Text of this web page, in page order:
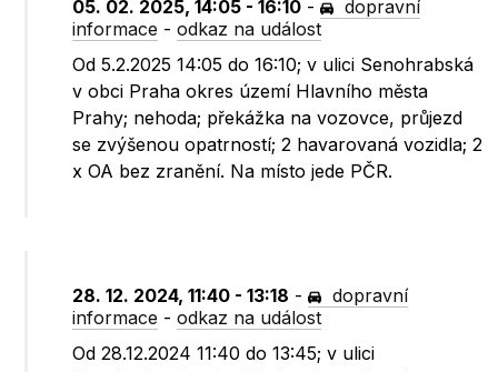
05. 02. 2025, 14:05 - 16:10 -
dopravní
informace -odkaz na událost
Od 5.2.2025 14:05 do 16:10; v ulici Senohrabská
v obci Praha okres území Hlavního města
Prahy; nehoda; překážka na vozovce, průjezd
se zvýšenou opatrností; 2 havarovaná vozidla; 2
x OA bez zranění. Na místo jede PČR.
28. 12. 2024, 11:40 - 13:18 -
dopravní
informace -odkaz na událost
Od 28.12.2024 11:40 do 13:45; v ulici